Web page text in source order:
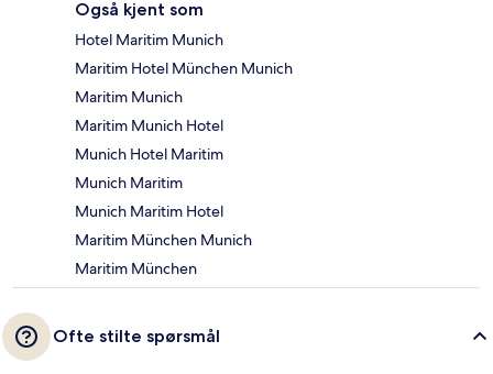
Også kjent som
Hotel Maritim Munich
Maritim Hotel München Munich
Maritim Munich
Maritim Munich Hotel
Munich Hotel Maritim
Munich Maritim
Munich Maritim Hotel
Maritim München Munich
Maritim München
Ofte stilte spørsmål